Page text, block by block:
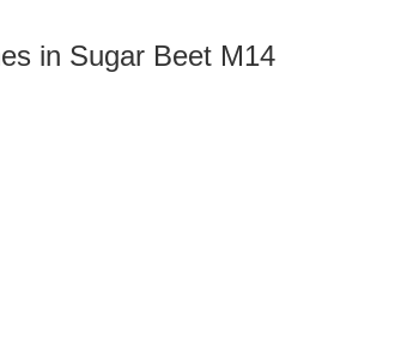
in Sugar Beet M14